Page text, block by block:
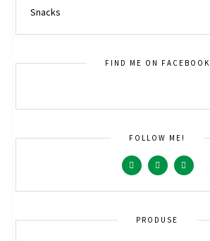
Snacks
FIND ME ON FACEBOOK
FOLLOW ME!
PRODUSE